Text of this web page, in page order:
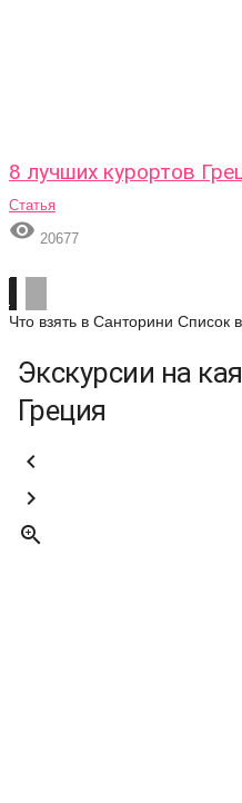
8 лучших курортов
Статья
 20677
Что взять в Санторини Список
Экскурсии на
Греция


